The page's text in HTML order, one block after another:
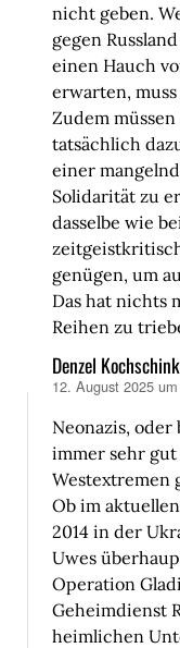
nicht geben.
gegen
einen Hauch
erwarten, muss
Zudem
tatsächlich
einer
Solidarität zu
dasselbe wie
genügen, um
Das hat nichts
Reihen zu
Denzel
sagt:
12. August 2025
Neonazis, oder
immer sehr
Westextremen
Ob im
2014 in der
Uwes
Operation
Geheimdienst
heimlichen